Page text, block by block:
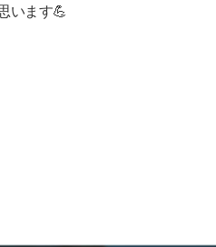
います💪